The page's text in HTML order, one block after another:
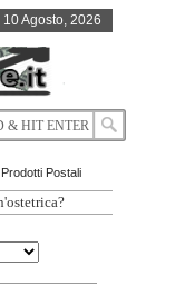
10 Agosto, 2026
Prodotti Postali